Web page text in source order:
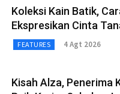
Koleksi Kain Batik,
Ekspresikan Cinta
FEATURES 4 Agt 2026
Kisah Alza, Penerima